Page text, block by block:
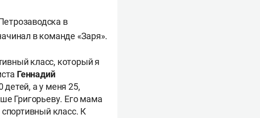
в
в команде «Заря».
класс, который я
Геннадий
детей, а у меня 25,
Григорьеву. Его мама
класс. К